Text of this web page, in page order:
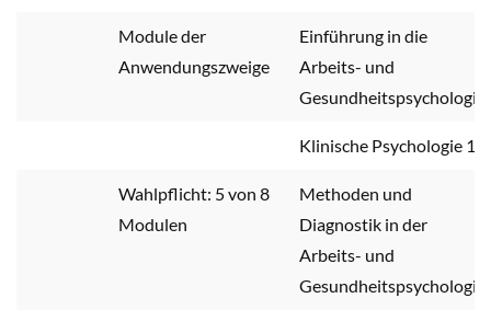
Module der
Anwendungszweige
Einführung in die
Arbeits- und
Gesundheitspsychologie
Klinische Psychologie 1
Wahlpflicht: 5 von 8
Modulen
Methoden und
Diagnostik in der
Arbeits- und
Gesundheitspsychologie